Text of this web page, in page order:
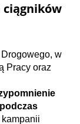
ciągników
w
Pracy oraz